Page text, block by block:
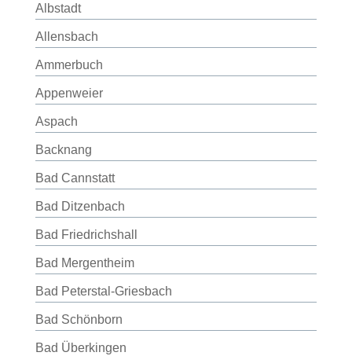
Albstadt
Allensbach
Ammerbuch
Appenweier
Aspach
Backnang
Bad Cannstatt
Bad Ditzenbach
Bad Friedrichshall
Bad Mergentheim
Bad Peterstal-Griesbach
Bad Schönborn
Bad Überkingen